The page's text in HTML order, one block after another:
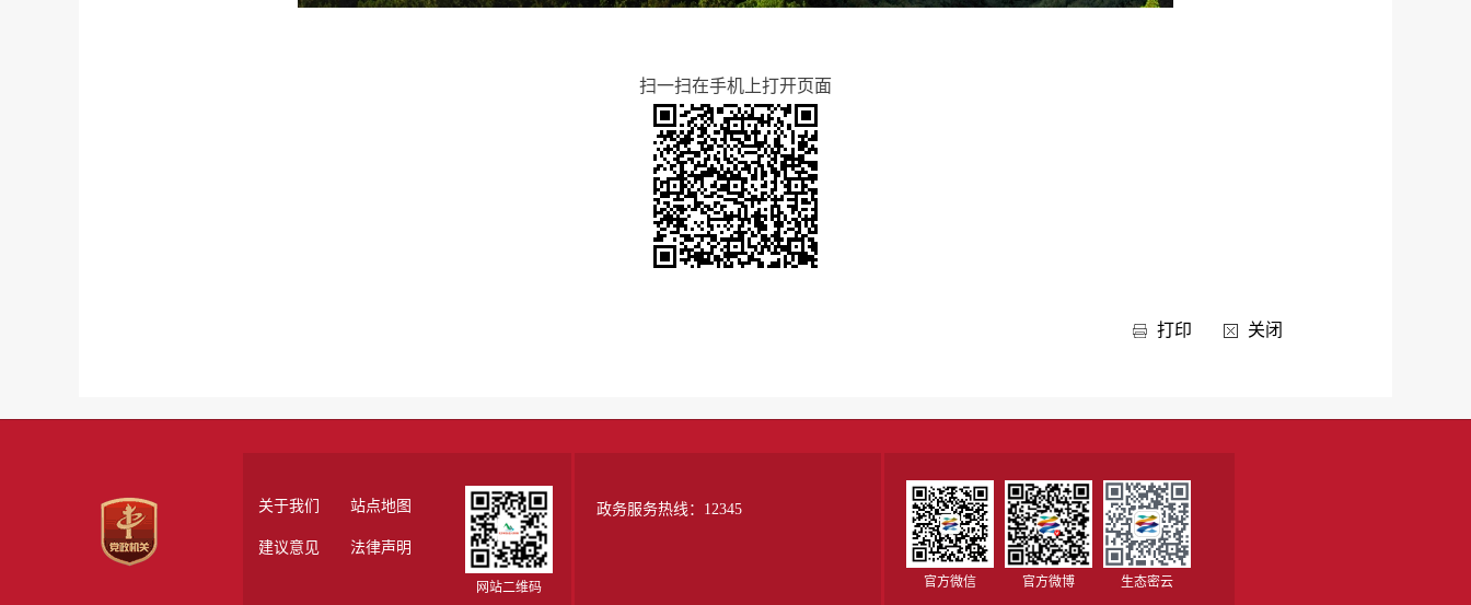
扫一扫在手机上打开页面
打印 关闭
关于我们 站点地图
建议意见 法律声明
网站二维码
政务服务热线：12345
官方微信 官方微博 生态密云